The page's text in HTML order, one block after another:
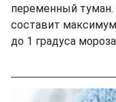
переменный
составит
до 1 градуса